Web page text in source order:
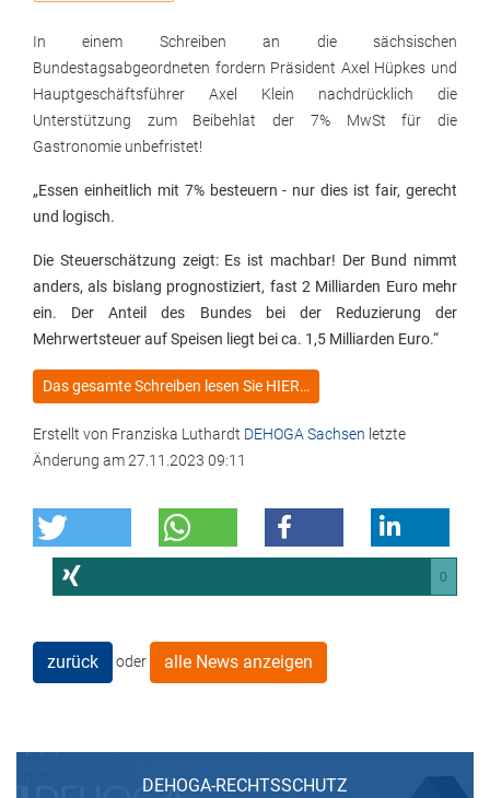
In einem Schreiben an die sächsischen
Bundestagsabgeordneten fordern Präsident Axel Hüpkes und
Hauptgeschäftsführer Axel Klein nachdrücklich die
Unterstützung zum Beibehlat der 7% MwSt für die
Gastronomie unbefristet!
„Essen einheitlich mit 7% besteuern - nur dies ist fair, gerecht
und logisch.
Die Steuerschätzung zeigt: Es ist machbar! Der Bund nimmt
anders, als bislang prognostiziert, fast 2 Milliarden Euro mehr
ein. Der Anteil des Bundes bei der Reduzierung der
Mehrwertsteuer auf Speisen liegt bei ca. 1,5 Milliarden Euro.“
Das gesamte Schreiben lesen Sie HIER…
Erstellt von Franziska Luthardt DEHOGA Sachsen letzte
Änderung am27.11.2023 09:11
0
zurück oder alle News anzeigen
DEHOGA-RECHTSSCHUTZ